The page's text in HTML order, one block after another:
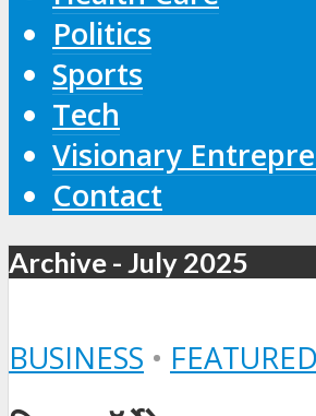
Politics
Sports
Tech
Visionary
Contact
Archive - July 2025
BUSINESS • FEATURED